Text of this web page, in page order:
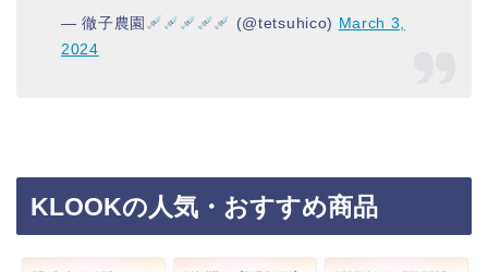
— 徹子農園 (@tetsuhico) March 3,
2024
KLOOKの人気・おすすめ商品